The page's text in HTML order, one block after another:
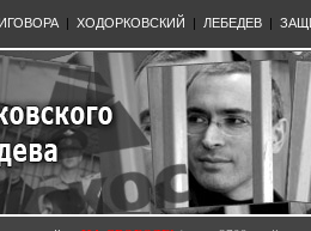
| ХОДОРКОВСКИЙ | ЛЕБЕДЕВ |